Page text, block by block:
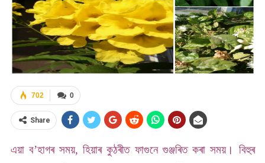
0
702
Share
এয়া ব’হাগৰ সময়, হিয়াৰ কুঠৰীত ফাগুনে গুঞ্জৰিত কৰা সময়। বিহুৰ